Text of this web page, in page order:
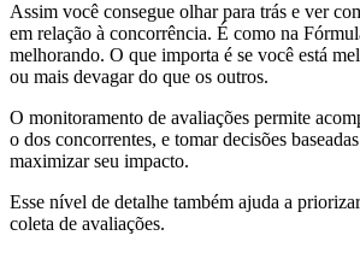
Assim você consegue olhar para trás e ver
em relação à concorrência. É como na
melhorando. O que importa é se você está
ou mais devagar do que os outros.
O monitoramento de avaliações permite
o dos concorrentes, e tomar decisões
maximizar seu impacto.
Esse nível de detalhe também ajuda a
coleta de avaliações.